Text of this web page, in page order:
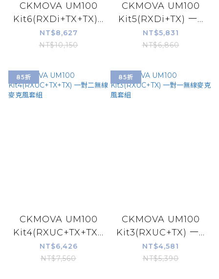
CKMOVA UM100
Kit6(RXDi+TX+TX)...
NT$8,627
NT$10,150
CKMOVA UM100
Kit5(RXDi+TX) 一...
NT$5,831
NT$6,860
85折
CKMOVA UM100
Kit4(RXUC+TX+TX...
NT$6,426
NT$7,560
85折
CKMOVA UM100
Kit3(RXUC+TX) 一...
NT$4,581
NT$5,390